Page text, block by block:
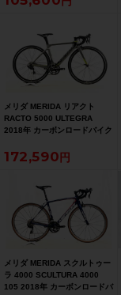
メリダ MERIDA リアクト
RACTO 5000 ULTEGRA
2018年 カーボンロードバイク
ー
172,590
メリダ MERIDA スクルトゥー
ラ 4000 SCULTURA 4000
105 2018年 カーボンロードバ